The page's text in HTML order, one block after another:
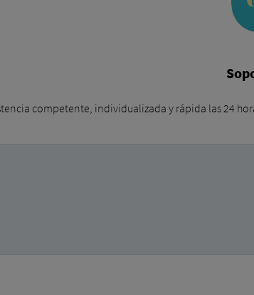
competente, individualizada y rápida las 24